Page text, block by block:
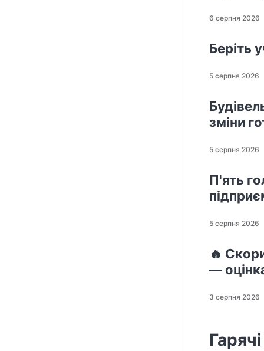
6 серпня 2026
Беріть
5 серпня 2026
зміни
5 серпня 2026
П'ять
5 серпня 2026
🔥
—
3 серпня 2026